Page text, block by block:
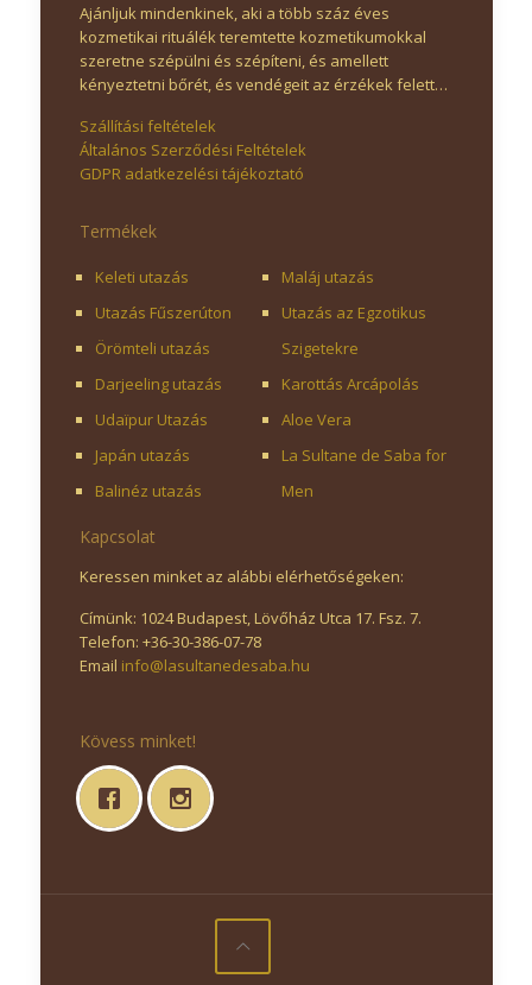
Ajánljuk mindenkinek, aki a több száz éves
kozmetikai rituálék teremtette kozmetikumokkal
szeretne szépülni és szépíteni, és amellett
kényeztetni bőrét, és vendégeit az érzékek felett…
Szállítási feltételek
Általános Szerződési Feltételek
GDPR adatkezelési tájékoztató
Termékek
Keleti utazás
Utazás Fűszerúton
Örömteli utazás
Darjeeling utazás
Udaïpur Utazás
Japán utazás
Balinéz utazás
Maláj utazás
Utazás az Egzotikus
Szigetekre
Karottás Arcápolás
Aloe Vera
La Sultane de Saba for
Men
Kapcsolat
Keressen minket az alábbi elérhetőségeken:
Címünk: 1024 Budapest, Lövőház Utca 17. Fsz. 7.
Telefon: +36-30-386-07-78
Email info@lasultanedesaba.hu
Kövess minket!